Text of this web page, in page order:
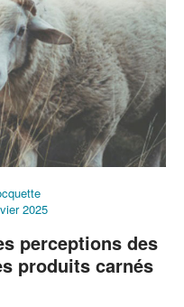
2025
perceptions des
produits carnés